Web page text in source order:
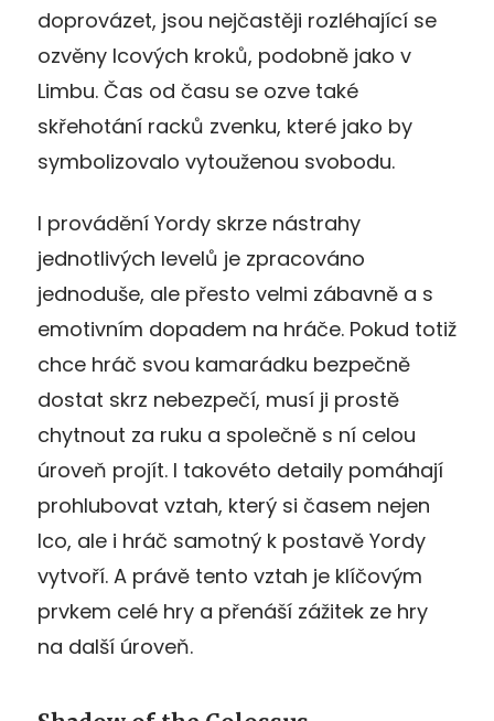
doprovázet, jsou nejčastěji rozléhající se
ozvěny Icových kroků, podobně jako v
Limbu. Čas od času se ozve také
skřehotání racků zvenku, které jako by
symbolizovalo vytouženou svobodu.
I provádění Yordy skrze nástrahy
jednotlivých levelů je zpracováno
jednoduše, ale přesto velmi zábavně a s
emotivním dopadem na hráče. Pokud totiž
chce hráč svou kamarádku bezpečně
dostat skrz nebezpečí, musí ji prostě
chytnout za ruku a společně s ní celou
úroveň projít. I takovéto detaily pomáhají
prohlubovat vztah, který si časem nejen
Ico, ale i hráč samotný k postavě Yordy
vytvoří. A právě tento vztah je klíčovým
prvkem celé hry a přenáší zážitek ze hry
na další úroveň.